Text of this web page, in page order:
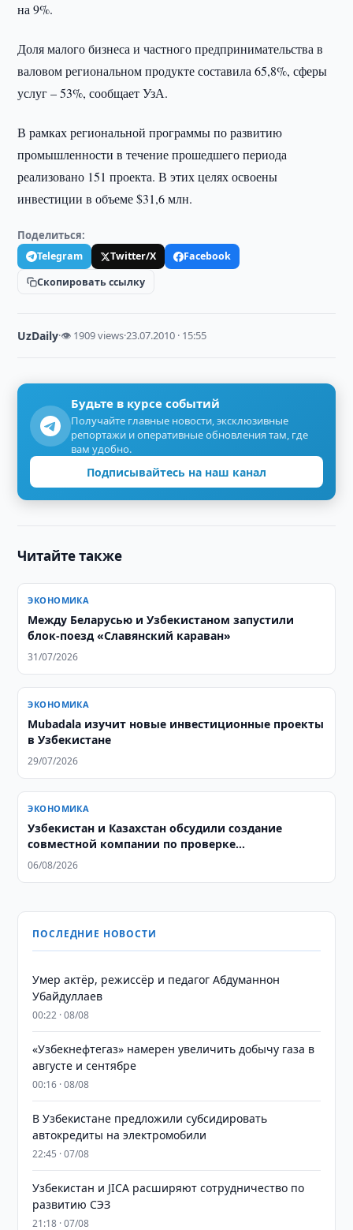
на 9%.
Доля малого бизнеса и частного предпринимательства в
валовом региональном продукте составила 65,8%, сферы
услуг – 53%, сообщает УзА.
В рамках региональной программы по развитию
промышленности в течение прошедшего периода
реализовано 151 проекта. В этих целях освоены
инвестиции в объеме $31,6 млн.
Поделиться:
Telegram Twitter/X
Facebook
Скопировать ссылку
UzDaily·👁 1909 views·23.07.2010 · 15:55
Будьте в курсе событий
Получайте главные новости, эксклюзивные
репортажи и оперативные обновления там, где
вам удобно.
Подписывайтесь на наш канал
Читайте также
ЭКОНОМИКА
Между Беларусью и Узбекистаном запустили
блок-поезд «Славянский караван»
31/07/2026
ЭКОНОМИКА
Mubadala изучит новые инвестиционные проекты
в Узбекистане
29/07/2026
ЭКОНОМИКА
Узбекистан и Казахстан обсудили создание
совместной компании по проверке
добросовестности контрагентов
06/08/2026
ПОСЛЕДНИЕ НОВОСТИ
Умер актёр, режиссёр и педагог Абдуманнон
Убайдуллаев
00:22 · 08/08
«Узбекнефтегаз» намерен увеличить добычу газа в
августе и сентябре
00:16 · 08/08
В Узбекистане предложили субсидировать
автокредиты на электромобили
22:45 · 07/08
Узбекистан и JICA расширяют сотрудничество по
развитию СЭЗ
21:18 · 07/08